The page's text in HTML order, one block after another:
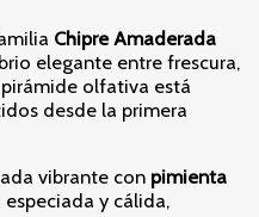
Chipre Amaderada
elegante entre frescura,
olfativa está
desde la primera
vibrante con pimienta
y cálida,